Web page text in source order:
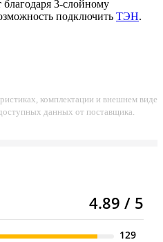
благодаря 3-слойному
подключить ТЭН.
комплектации и внешнем виде
данных от поставщика.
4.89 / 5
129